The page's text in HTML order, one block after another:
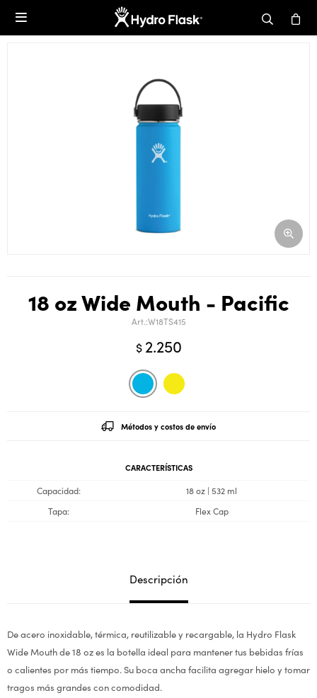

18 oz Wide Mouth - Pacific
W18TS415
$ 2.250
Métodos y costos de envío
CARACTERÍSTICAS
Capacidad
18 oz | 532 ml
Tapa
Flex Cap
Descripción
De acero inoxidable, térmica, reutilizable y recargable, la Hydro Flask
Wide Mouth de 18 oz es la botella ideal para mantener tus bebidas frías
o calientes por más tiempo. Su boca ancha facilita agregar hielo y tomar
tragos más grandes con comodidad.